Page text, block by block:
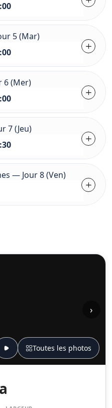
5 (Mar)
6 (Mer)
7 (Jeu)
— Jour 8 (Ven)
›
Toutes les photos